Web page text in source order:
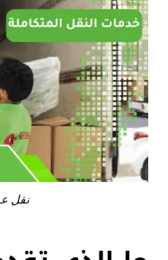
نقل